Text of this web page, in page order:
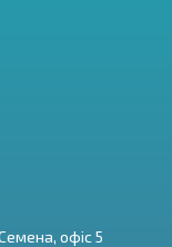
офіс 5